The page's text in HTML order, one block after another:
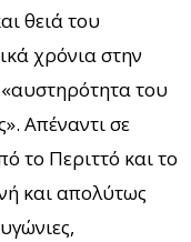
θειά του
χρόνια στην
του
Απέναντι σε
το Περιττό και το
και απολύτως